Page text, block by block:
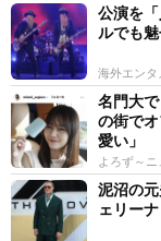
公演を
ルでも
海外エンタ
名門大
の街で
愛い」
よろず～
泥沼の
ェリー